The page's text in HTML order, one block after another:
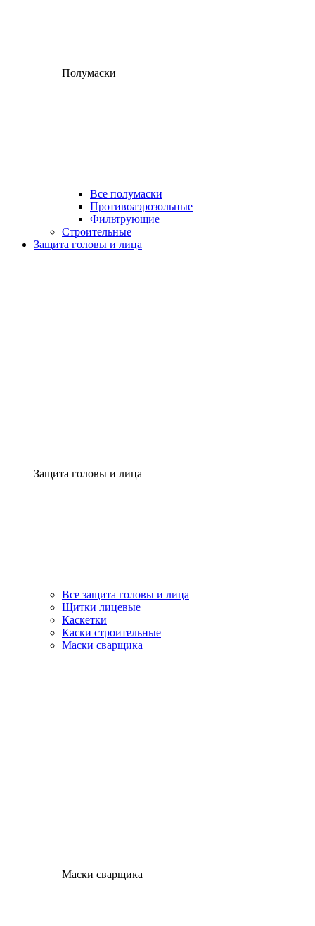
Полумаски
Все полумаски
Противоаэрозольные
Фильтрующие
Строительные
Защита головы и лица
Защита головы и лица
Все защита головы и лица
Щитки лицевые
Каскетки
Каски строительные
Маски сварщика
Маски сварщика